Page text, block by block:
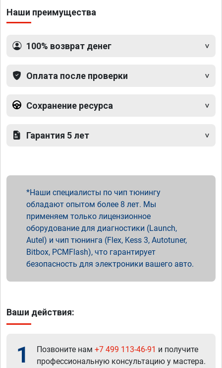
Наши преимущества
100% возврат денег
Оплата после проверки
Сохранение ресурса
Гарантия 5 лет
Наши специалисты по чип тюнингу
обладают опытом более 8 лет. Мы
применяем только лицензионное
оборудование для диагностики (Launch,
Autel) и чип тюнинга (Flex, Kess 3, Autotuner,
Bitbox, PCMFlash), что гарантирует
безопасность для электроники вашего авто.
Ваши действия:
1 Позвоните нам +7 499 113-46-91 и получите
профессиональную консультацию у мастера.